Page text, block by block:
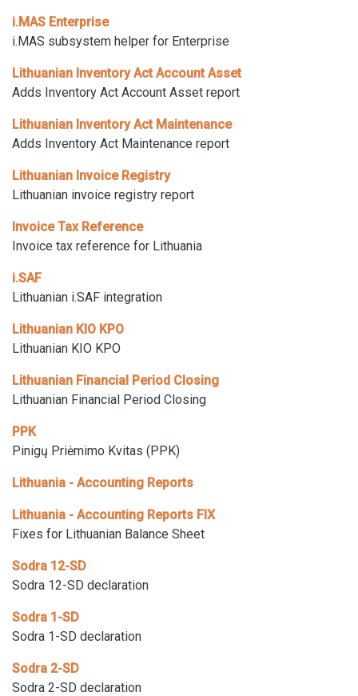
i.MAS Enterprise
i.MAS subsystem helper for Enterprise
Lithuanian Inventory Act Account Asset
Adds Inventory Act Account Asset report
Lithuanian Inventory Act Maintenance
Adds Inventory Act Maintenance report
Lithuanian Invoice Registry
Lithuanian invoice registry report
Invoice Tax Reference
Invoice tax reference for Lithuania
i.SAF
Lithuanian i.SAF integration
Lithuanian KIO KPO
Lithuanian KIO KPO
Lithuanian Financial Period Closing
Lithuanian Financial Period Closing
PPK
Pinigų Priėmimo Kvitas (PPK)
Lithuania - Accounting Reports
Lithuania - Accounting Reports FIX
Fixes for Lithuanian Balance Sheet
Sodra 12-SD
Sodra 12-SD declaration
Sodra 1-SD
Sodra 1-SD declaration
Sodra 2-SD
Sodra 2-SD declaration